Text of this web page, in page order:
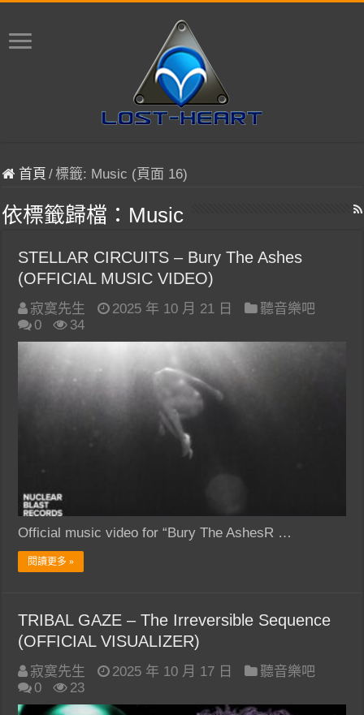
首頁 /標籤: Music (頁面 16)
依標籤歸檔： Music
STELLAR CIRCUITS – Bury The Ashes
(OFFICIAL MUSIC VIDEO)
寂寞先生 2025 年 10 月 21 日
聽音樂吧
0
34
Official music video for “Bury The AshesR …
閱讀更多 »
TRIBAL GAZE – The Irreversible Sequence
(OFFICIAL VISUALIZER)
寂寞先生 2025 年 10 月 17 日
聽音樂吧
0
23